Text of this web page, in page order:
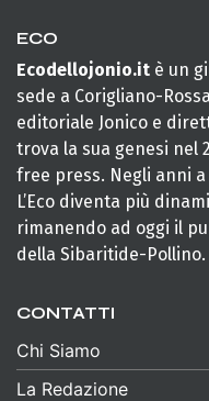
ECO
Ecodellojonio.it è un
sede a Corigliano-
editoriale Jonico e
trova la sua genesi nel
free press. Negli anni
L’Eco diventa più
rimanendo ad oggi il
della Sibaritide-Pollino.
CONTATTI
Chi Siamo
La Redazione